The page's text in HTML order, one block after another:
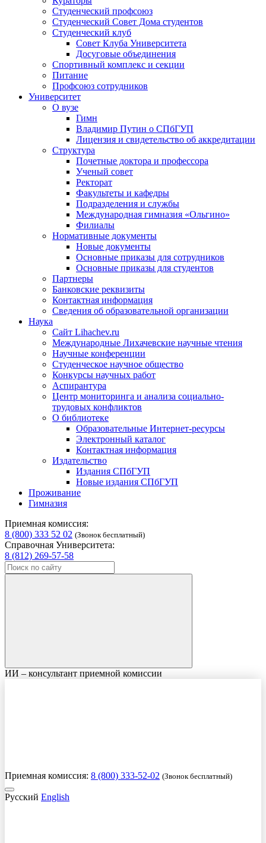
Студенческий профсоюз
Студенческий Совет Дома студентов
Студенческий клуб
Совет Клуба Университета
Досуговые объединения
Спортивный комплекс и секции
Питание
Профсоюз сотрудников
Университет
О вузе
Гимн
Владимир Путин о СПбГУП
Лицензия и свидетельство об аккредитации
Структура
Почетные доктора и профессора
Ученый совет
Ректорат
Факультеты и кафедры
Подразделения и службы
Международная гимназия «Ольгино»
Филиалы
Нормативные документы
Новые документы
Основные приказы для сотрудников
Основные приказы для студентов
Партнеры
Банковские реквизиты
Контактная информация
Сведения об образовательной организации
Наука
Сайт Lihachev.ru
Международные Лихачевские научные чтения
Научные конференции
Студенческое научное общество
Конкурсы научных работ
Аспирантура
Центр мониторинга и анализа социально-
трудовых конфликтов
О библиотеке
Образовательные Интернет-ресурсы
Электронный каталог
Контактная информация
Издательство
Издания СПбГУП
Новые издания СПбГУП
Проживание
Гимназия
Приемная комиссия:
8 (800) 333 52 02 (Звонок бесплатный)
Справочная Университета:
8 (812) 269-57-58
ИИ – консультант приемной комиссии
Приемная комиссия: 8 (800) 333-52-02 (Звонок бесплатный)
Русский English